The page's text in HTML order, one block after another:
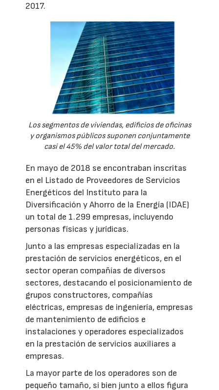
2017.
Los segmentos de viviendas, edificios de oficinas
y organismos públicos suponen conjuntamente
casi el 45% del valor total del mercado.
En mayo de 2018 se encontraban inscritas
en el Listado de Proveedores de Servicios
Energéticos del Instituto para la
Diversificación y Ahorro de la Energía (IDAE)
un total de 1.299 empresas, incluyendo
personas físicas y jurídicas.
Junto a las empresas especializadas en la
prestación de servicios energéticos, en el
sector operan compañías de diversos
sectores, destacando el posicionamiento de
grupos constructores, compañías
eléctricas, empresas de ingeniería, empresas
de mantenimiento de edificios e
instalaciones y operadores especializados
en la prestación de servicios auxiliares a
empresas.
La mayor parte de los operadores son de
pequeño tamaño, si bien junto a ellos figura